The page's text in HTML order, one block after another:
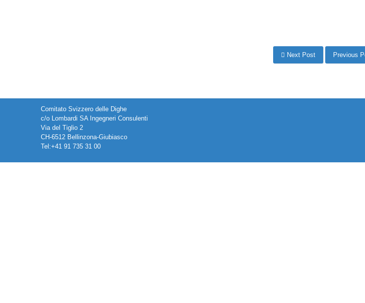
Next Post Previous
Comitato Svizzero delle Dighe
c/o Lombardi SA Ingegneri Consulenti
Via del Tiglio 2
CH-6512 Bellinzona-Giubiasco
Tel:+41 91 735 31 00